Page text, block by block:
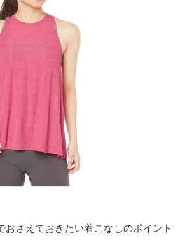
おさえておきたい着こなしのポイント